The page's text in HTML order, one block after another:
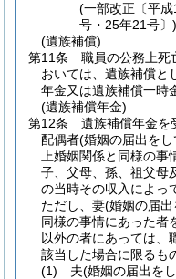
(一部改正〔平
号・25年21号〕)
(遺族補償)
第11条
職員の公務上死
おいては、遺族補償と
年金又は遺族補償一時
(遺族補償年金)
第12条
遺族補償年金を
配偶者(婚姻の届出を
上婚姻関係と同様の
子、父母、孫、祖父母
の当時その収入によっ
ただし、妻(婚姻の届
同様の事情にあった者
以外の者にあっては、
該当した場合に限るも
(1)
夫(婚姻の届出を